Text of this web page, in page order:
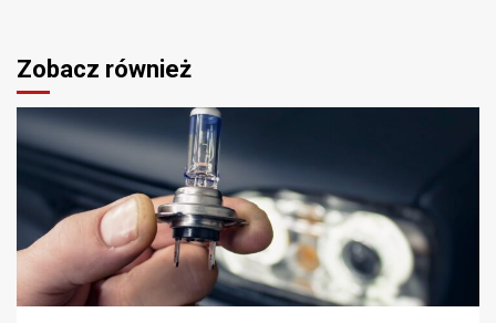
Zobacz również
2 min odczytu